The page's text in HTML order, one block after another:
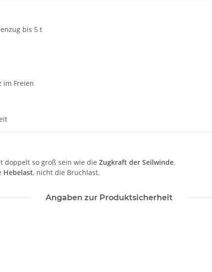
bis 5 t
im Freien
doppelt so groß sein wie die Zugkraft der Seilwinde.
Hebelast, nicht die Bruchlast.
Angaben zur Produktsicherheit